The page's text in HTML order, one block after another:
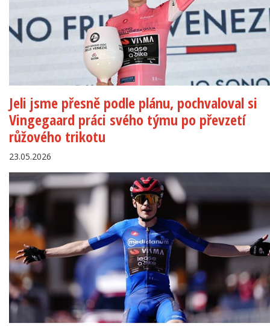
Jeli jsme přesně podle plánu, pochvaloval si
Vingegaard práci svého týmu po převzetí
růžového trikotu
23.05.2026